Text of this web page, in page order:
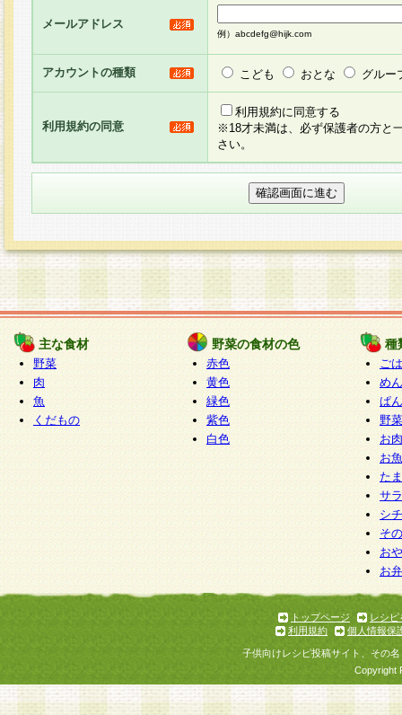
し、その結果を当社が集計・分析その他の利用を
るものです。なお、本サービスは、それぞれの目
員に対して本サービスの依頼を行うこともあり、
た全ての会員に対して本サービスの依頼をすると
りま す。
3.当社は、会員の事前の承諾を得ることなく、当
方 法・手段にて、本規約を任意に制定、変更ま
きるものとします。改定後の本規約等は、本規約
に掲示したときに、その 他の諸規定については
てその効力を生じるものとします。
4.本規約は、会員登録希望者による会員登録手続
の当社による会員登録の承認が完了した時点で会
たものとみなされ、会員に対して適用されるもの
5.当社がお聞きする個人情報は、すべて会員登録
で提 供いただいたものと考えております。従っ
自らの個人情報の提供を希望されない場合には、
をお預かりいたしません が、提供されないこと
商品やサービス等をご利用いただけない場合があ
了承ください。
6.当社は、お客様から当社が保有している個人情
加・ 利用停止等を求められた場合には、ご本人
て確認できた場合に限り、法令に準拠して合理的
いただきます。なお、開示 請求等の請求先は個
ります。
1.会員とは、本規約等を承諾のうえ、当社所定の
了し、当社が承認した者、グループとします。な
が以下に該当する場合は会員登録をすることがで
メールアドレス
例）abcdefg@hijk.com
アカウントの種類 こども おとな グルー
利用規約の同意
利用規約に同意する
※18才未満は、必ず保護者の方と
さい。
主な食材
野菜
肉
魚
くだもの
野菜の食材の色
赤色
黄色
緑色
紫色
白色
種
ご
めん
ぱん
野
お
お
た
サ
シ
そ
お
お
トップページ
レシピ
利用規約
個人情報保
子供向けレシピ投稿サイト、その
Copyright